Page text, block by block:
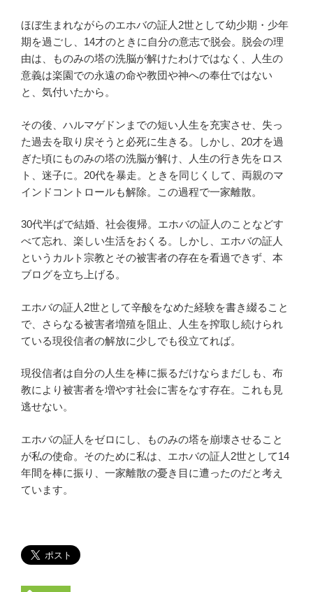
ほぼ生まれながらのエホバの証人2世として幼少期・少年
期を過ごし、14才のときに自分の意志で脱会。脱会の理
由は、ものみの塔の洗脳が解けたわけではなく、人生の
意義は楽園での永遠の命や教団や神への奉仕ではない
と、気付いたから。
その後、ハルマゲドンまでの短い人生を充実させ、失っ
た過去を取り戻そうと必死に生きる。しかし、20才を過
ぎた頃にものみの塔の洗脳が解け、人生の行き先をロス
ト、迷子に。20代を暴走。ときを同じくして、両親のマ
インドコントロールも解除。この過程で一家離散。
30代半ばで結婚、社会復帰。エホバの証人のことなどす
べて忘れ、楽しい生活をおくる。しかし、エホバの証人
というカルト宗教とその被害者の存在を看過できず、本
ブログを立ち上げる。
エホバの証人2世として辛酸をなめた経験を書き綴ること
で、さらなる被害者増殖を阻止、人生を搾取し続けられ
ている現役信者の解放に少しでも役立てれば。
現役信者は自分の人生を棒に振るだけならまだしも、布
教により被害者を増やす社会に害をなす存在。これも見
逃せない。
エホバの証人をゼロにし、ものみの塔を崩壊させること
が私の使命。そのために私は、エホバの証人2世として14
年間を棒に振り、一家離散の憂き目に遭ったのだと考え
ています。